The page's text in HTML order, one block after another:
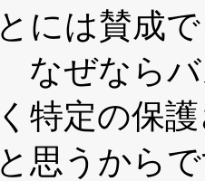
とには賛成
なぜならバ
く特定の保
と思うから